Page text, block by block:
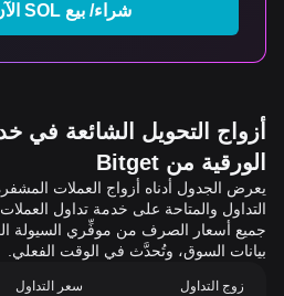
شراء/ بيع SOL الآن
أزواج التحويل الشائعة في
الورقية من Bitget
يعرض الجدول أدناه أزواج العملات
جميع أسعار الصرف من موفِّري السيولة
بيانات السوق، وتُحدَّث في الوقت الفعلي.
زوج التداول سعر التداول